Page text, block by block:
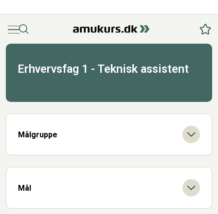
MenuSøg
Erhvervsfag 1 - Teknisk assistent
Målgruppe
Mål